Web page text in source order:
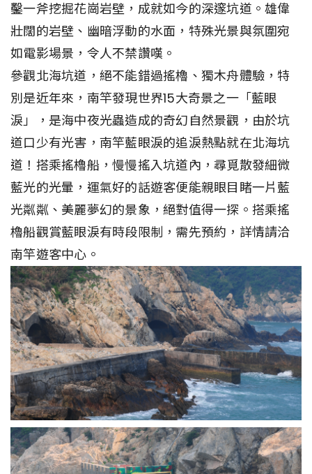
鑿一斧挖掘花崗岩壁，成就如今的深邃坑道。雄偉
壯闊的岩壁、幽暗浮動的水面，特殊光景與氛圍宛
如電影場景，令人不禁讚嘆。
參觀北海坑道，絕不能錯過搖櫓、獨木舟體驗，特
別是近年來，南竿發現世界15大奇景之一「藍眼
淚」，是海中夜光蟲造成的奇幻自然景觀，由於坑
道口少有光害，南竿藍眼淚的追淚熱點就在北海坑
道！搭乘搖櫓船，慢慢搖入坑道內，尋覓散發細微
藍光的光暈，運氣好的話遊客便能親眼目睹一片藍
光粼粼、美麗夢幻的景象，絕對值得一探。搭乘搖
櫓船觀賞藍眼淚有時段限制，需先預約，詳情請洽
南竿遊客中心。